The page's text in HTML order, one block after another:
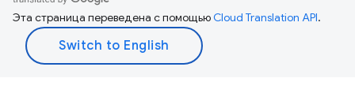
Эта страница переведена с помощьюCloud Translation API.